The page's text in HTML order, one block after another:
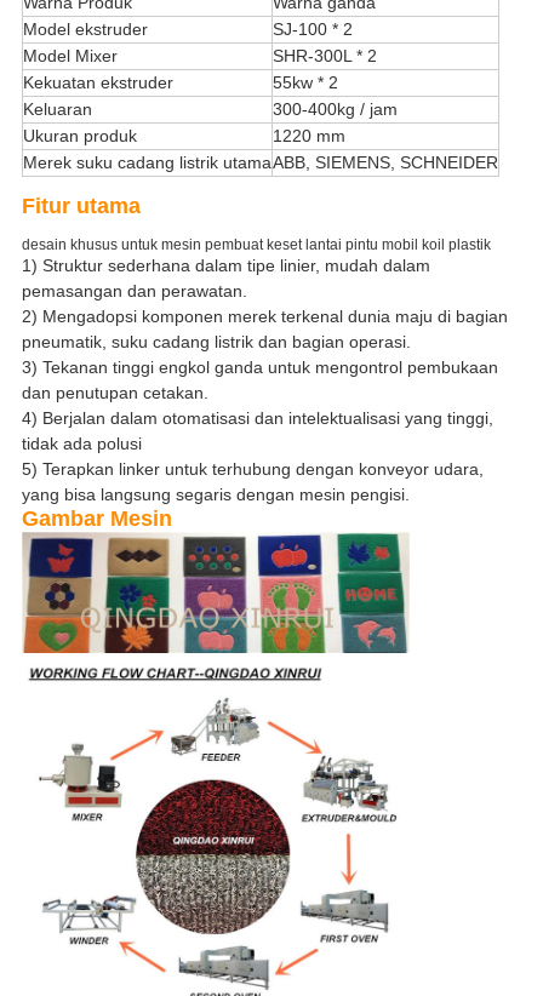
Model ekstruder
SJ-100 * 2
Model Mixer
SHR-300L * 2
Kekuatan ekstruder
55kw * 2
Keluaran
300-400kg / jam
Ukuran produk
1220 mm
Merek suku cadang listrik utamaABB, SIEMENS, SCHNEIDER
Fitur utama
desain khusus untuk mesin pembuat keset lantai pintu mobil koil plastik
1) Struktur sederhana dalam tipe linier, mudah dalam
pemasangan dan perawatan.
2) Mengadopsi komponen merek terkenal dunia maju di bagian
pneumatik, suku cadang listrik dan bagian operasi.
3) Tekanan tinggi engkol ganda untuk mengontrol pembukaan
dan penutupan cetakan.
4) Berjalan dalam otomatisasi dan intelektualisasi yang tinggi,
tidak ada polusi
5) Terapkan linker untuk terhubung dengan konveyor udara,
yang bisa langsung segaris dengan mesin pengisi.
Gambar Mesin